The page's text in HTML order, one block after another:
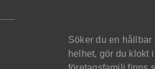
Söker du en hållbar
helhet, gör du klokt